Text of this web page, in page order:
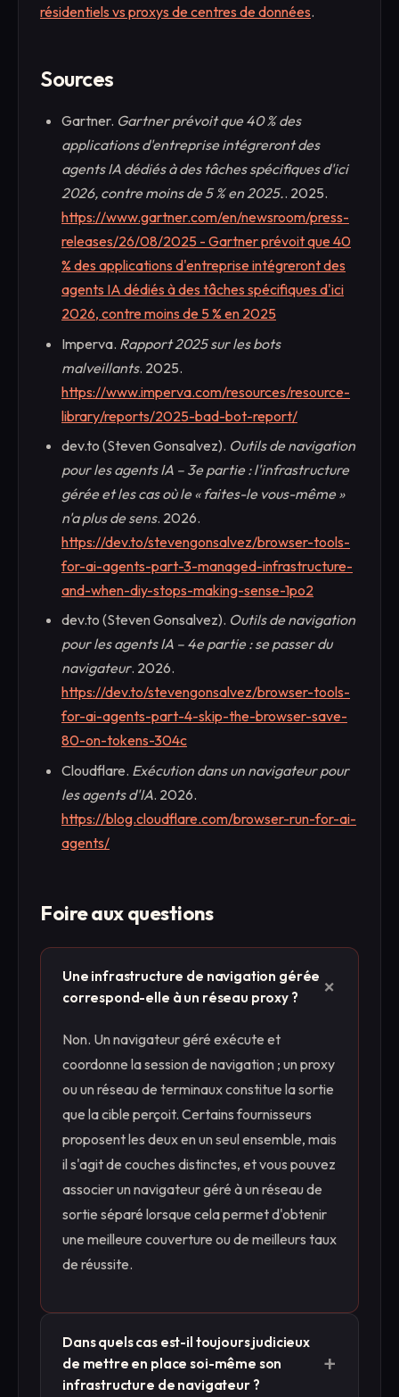
résidentiels vs proxys de centres de données.
Sources
Gartner. Gartner prévoit que 40 % des
applications d'entreprise intégreront des
agents IA dédiés à des tâches spécifiques d'ici
2026, contre moins de 5 % en 2025.. 2025.
https://www.gartner.com/en/newsroom/press-
releases/26/08/2025 - Gartner prévoit que 40
% des applications d'entreprise intégreront des
agents IA dédiés à des tâches spécifiques d'ici
2026, contre moins de 5 % en 2025
Imperva. Rapport 2025 sur les bots
malveillants. 2025.
https://www.imperva.com/resources/resource-
library/reports/2025-bad-bot-report/
dev.to (Steven Gonsalvez). Outils de navigation
pour les agents IA – 3e partie : l'infrastructure
gérée et les cas où le « faites-le vous-même »
n'a plus de sens. 2026.
https://dev.to/stevengonsalvez/browser-tools-
for-ai-agents-part-3-managed-infrastructure-
and-when-diy-stops-making-sense-1po2
dev.to (Steven Gonsalvez). Outils de navigation
pour les agents IA – 4e partie : se passer du
navigateur. 2026.
https://dev.to/stevengonsalvez/browser-tools-
for-ai-agents-part-4-skip-the-browser-save-
80-on-tokens-304c
Cloudflare. Exécution dans un navigateur pour
les agents d'IA. 2026.
https://blog.cloudflare.com/browser-run-for-ai-
agents/
Foire aux questions
Une infrastructure de navigation gérée
correspond-elle à un réseau proxy ?
+
Non. Un navigateur géré exécute et
coordonne la session de navigation ; un proxy
ou un réseau de terminaux constitue la sortie
que la cible perçoit. Certains fournisseurs
proposent les deux en un seul ensemble, mais
il s'agit de couches distinctes, et vous pouvez
associer un navigateur géré à un réseau de
sortie séparé lorsque cela permet d'obtenir
une meilleure couverture ou de meilleurs taux
de réussite.
Dans quels cas est-il toujours judicieux
de mettre en place soi-même son
infrastructure de navigateur ?
+